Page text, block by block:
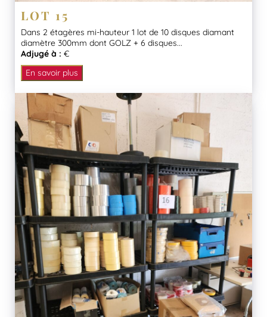
LOT 15
Dans 2 étagères mi-hauteur 1 lot de 10 disques diamant
diamètre 300mm dont GOLZ + 6 disques...
Adjugé à : €
En savoir plus